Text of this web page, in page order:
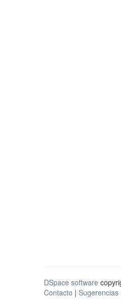
DSpace software
Contacto | Sugerencias